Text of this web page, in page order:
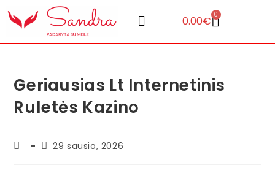
0.00€ 0
Geriausias Lt Internetinis
Ruletės Kazino
29 sausio, 2026